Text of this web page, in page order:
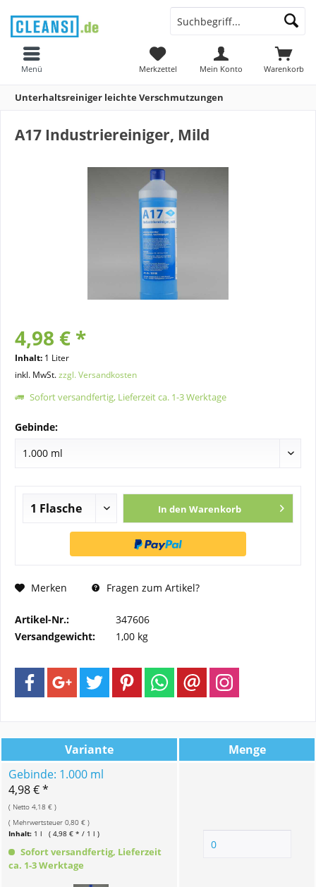
Warenkorb
Merkzettel Mein Konto
Menü
Unterhaltsreiniger leichte Verschmutzungen
A17 Industriereiniger, Mild
4,98 € *
Inhalt: 1 Liter
inkl. MwSt.zzgl. Versandkosten
Sofort versandfertig, Lieferzeit ca. 1-3 Werktage
Gebinde:
In den Warenkorb
Merken Fragen zum Artikel?
Artikel-Nr.:
347606
Versandgewicht:
1,00 kg
Variante
Menge
Gebinde: 1.000 ml
4,98 € *
( Netto 4,18 € )
( Mehrwertsteuer 0,80 € )
Inhalt: 1 l ( 4,98 € * / 1 l )
Sofort versandfertig, Lieferzeit
ca. 1-3 Werktage